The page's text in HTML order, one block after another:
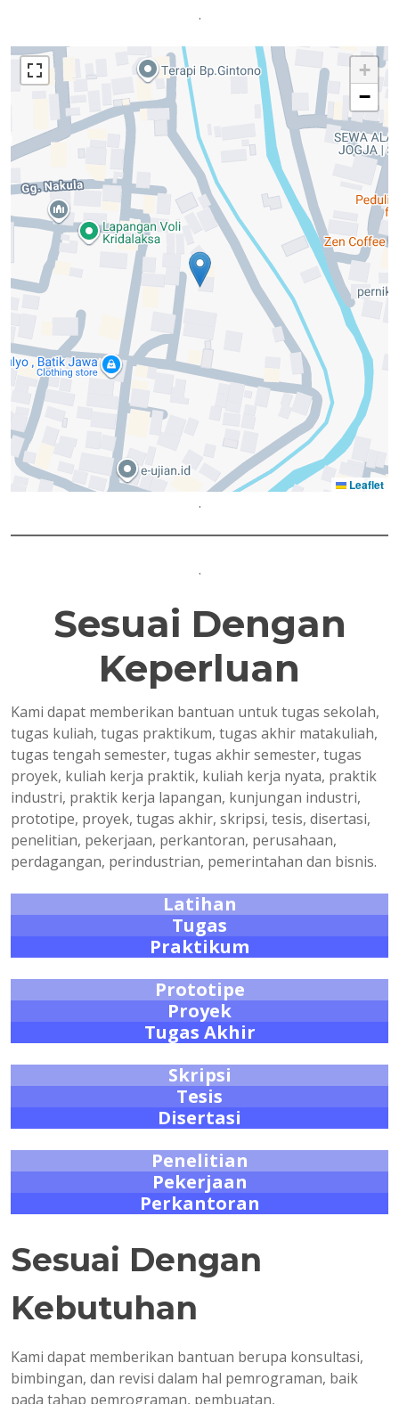
.
+
−
Leaflet
.
.
Sesuai Dengan
Keperluan
Kami dapat memberikan bantuan untuk tugas sekolah,
tugas kuliah, tugas praktikum, tugas akhir matakuliah,
tugas tengah semester, tugas akhir semester, tugas
proyek, kuliah kerja praktik, kuliah kerja nyata, praktik
industri, praktik kerja lapangan, kunjungan industri,
prototipe, proyek, tugas akhir, skripsi, tesis, disertasi,
penelitian, pekerjaan, perkantoran, perusahaan,
perdagangan, perindustrian, pemerintahan dan bisnis.
Latihan
Tugas
Praktikum
Prototipe
Proyek
Tugas Akhir
Skripsi
Tesis
Disertasi
Penelitian
Pekerjaan
Perkantoran
Sesuai Dengan
Kebutuhan
Kami dapat memberikan bantuan berupa konsultasi,
bimbingan, dan revisi dalam hal pemrograman, baik
pada tahap pemrograman, pembuatan,